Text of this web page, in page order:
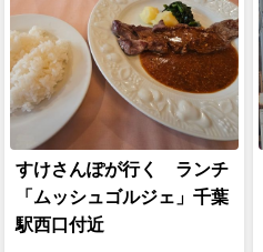
すけさんぽが行く ランチ
「ムッシュゴルジェ」千葉
駅西口付近